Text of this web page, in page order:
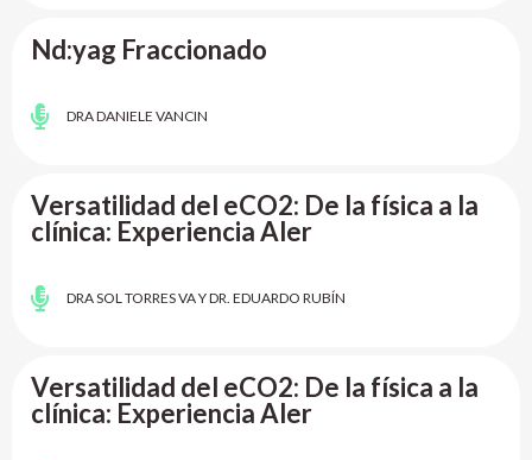
Nd:yag Fraccionado
DRA DANIELE VANCIN
Versatilidad del eCO2: De la física a la
clínica: Experiencia Aler
DRA SOL TORRES VA Y DR. EDUARDO RUBÍN
Versatilidad del eCO2: De la física a la
clínica: Experiencia Aler